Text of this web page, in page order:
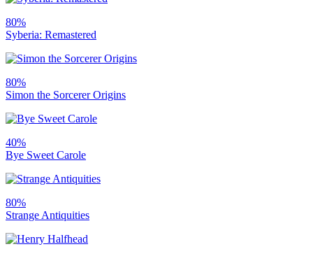
80%
Syberia: Remastered
80%
Simon the Sorcerer Origins
40%
Bye Sweet Carole
80%
Strange Antiquities